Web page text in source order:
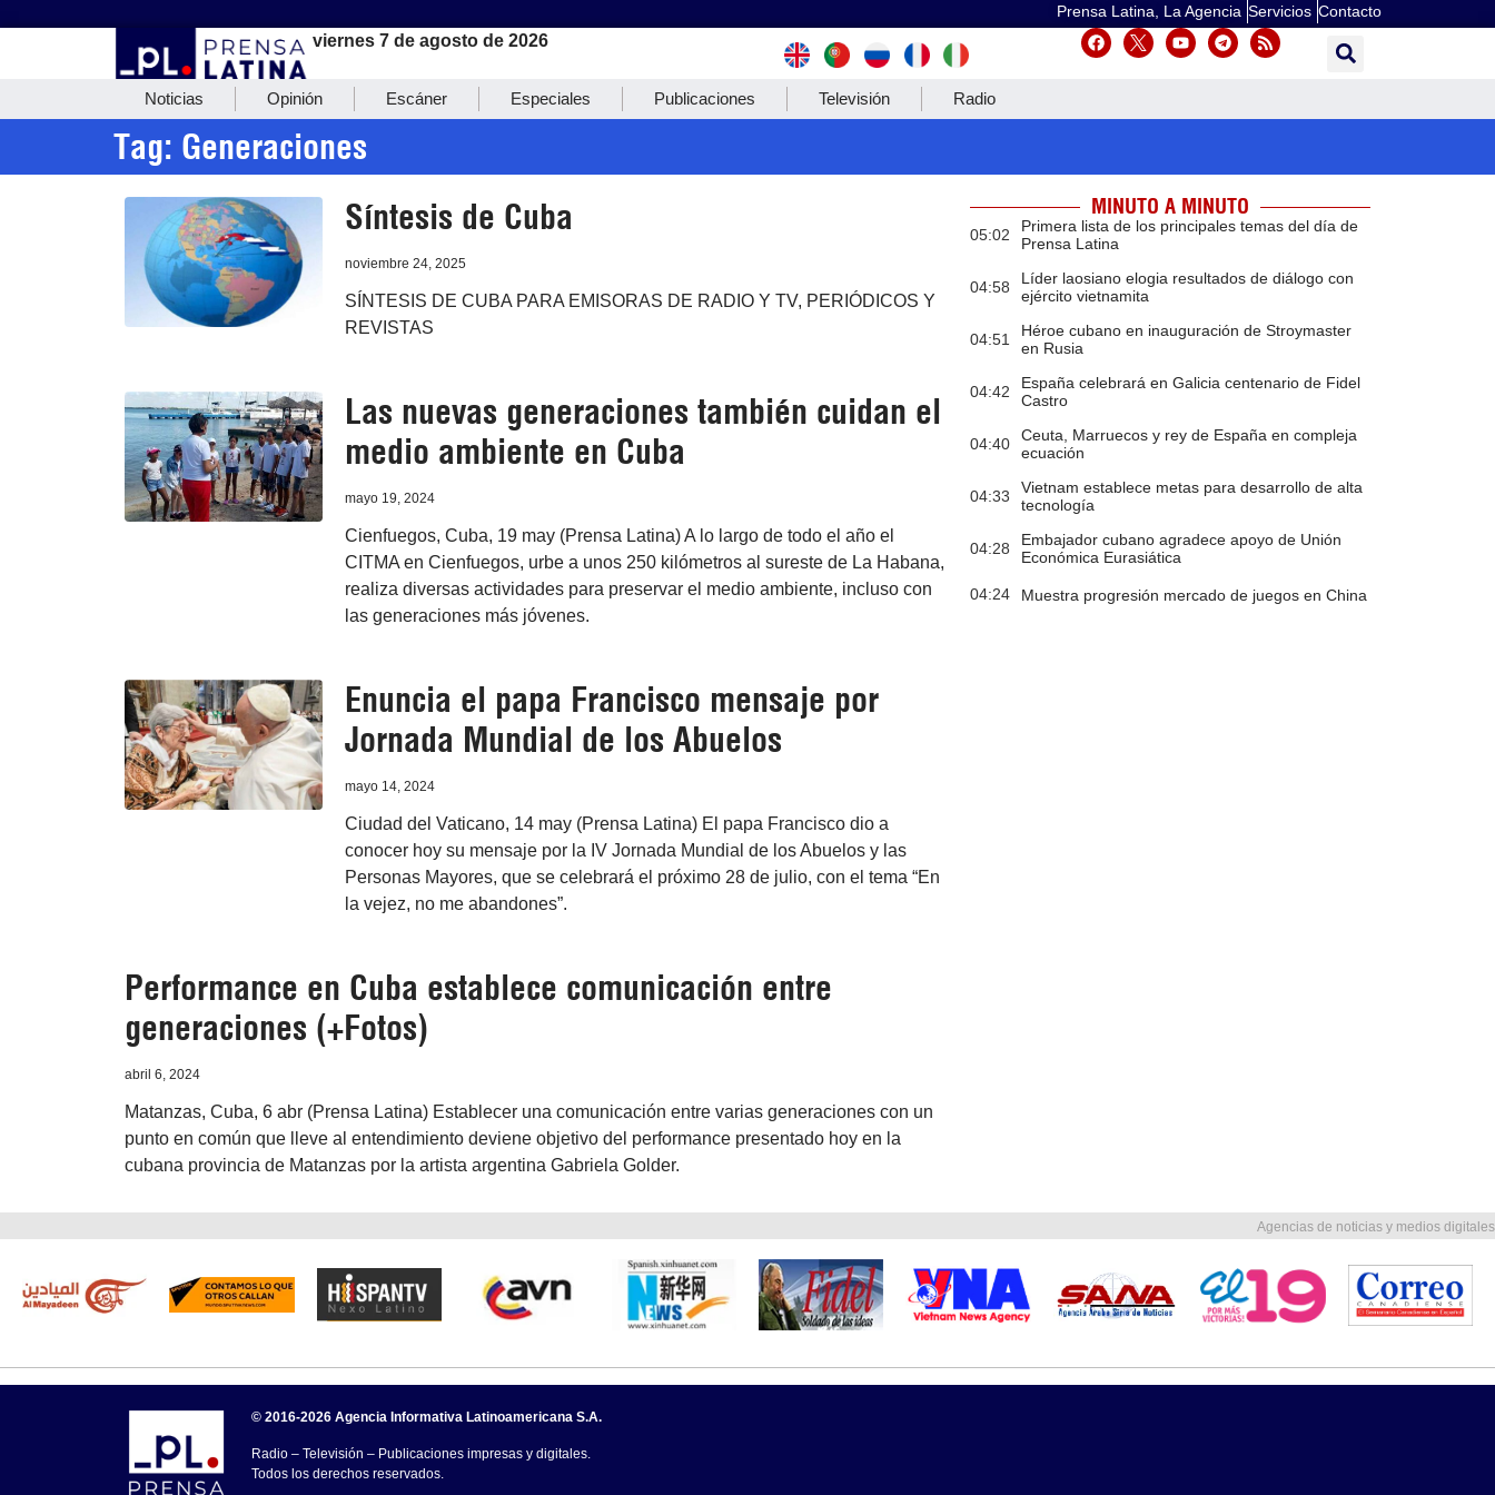
Prensa Latina, La Agencia Servicios Contacto
viernes 7 de agosto de 2026
Noticias Opinión Escáner Especiales Publicaciones Televisión Radio
Tag: Generaciones
Síntesis de Cuba
noviembre 24, 2025
SÍNTESIS DE CUBA PARA EMISORAS DE RADIO Y TV, PERIÓDICOS Y
REVISTAS
Las nuevas generaciones también cuidan el
medio ambiente en Cuba
mayo 19, 2024
Cienfuegos, Cuba, 19 may (Prensa Latina) A lo largo de todo el año el
CITMA en Cienfuegos, urbe a unos 250 kilómetros al sureste de La Habana,
realiza diversas actividades para preservar el medio ambiente, incluso con
las generaciones más jóvenes.
Enuncia el papa Francisco mensaje por
Jornada Mundial de los Abuelos
mayo 14, 2024
Ciudad del Vaticano, 14 may (Prensa Latina) El papa Francisco dio a
conocer hoy su mensaje por la IV Jornada Mundial de los Abuelos y las
Personas Mayores, que se celebrará el próximo 28 de julio, con el tema “En
la vejez, no me abandones”.
Performance en Cuba establece comunicación entre
generaciones (+Fotos)
abril 6, 2024
Matanzas, Cuba, 6 abr (Prensa Latina) Establecer una comunicación entre varias generaciones con un
punto en común que lleve al entendimiento deviene objetivo del performance presentado hoy en la
cubana provincia de Matanzas por la artista argentina Gabriela Golder.
MINUTO A MINUTO
05:02
Primera lista de los principales temas del día de
Prensa Latina
04:58
Líder laosiano elogia resultados de diálogo con
ejército vietnamita
04:51
Héroe cubano en inauguración de Stroymaster
en Rusia
04:42
España celebrará en Galicia centenario de Fidel
Castro
04:40
Ceuta, Marruecos y rey de España en compleja
ecuación
04:33
Vietnam establece metas para desarrollo de alta
tecnología
04:28
Embajador cubano agradece apoyo de Unión
Económica Eurasiática
04:24 Muestra progresión mercado de juegos en China
Agencias de noticias y medios digitales
© 2016-2026 Agencia Informativa Latinoamericana S.A.
Radio – Televisión – Publicaciones impresas y digitales.
Todos los derechos reservados.